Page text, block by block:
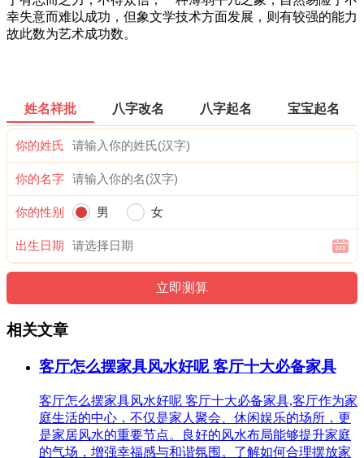
幸失意而难以成功，但象文学技术方面发展，则有较强的能力
故此数为艺术成功数。
姓名祥批 八字改名 八字起名 宝宝起名
你的姓氏
你的名字
你的性别 男 女
出生日期
相关文章
客厅怎么摆家具风水好呢 客厅十大必备家具
客厅怎么摆家具风水好呢 客厅十大必备家具,客厅作为家
庭生活的中心，不仅是家人聚会、休闲娱乐的场所，更
是家居风水的重要节点。良好的风水布局能够提升家庭
的气场，增强幸福感与和谐氛围。了解如何合理摆放家